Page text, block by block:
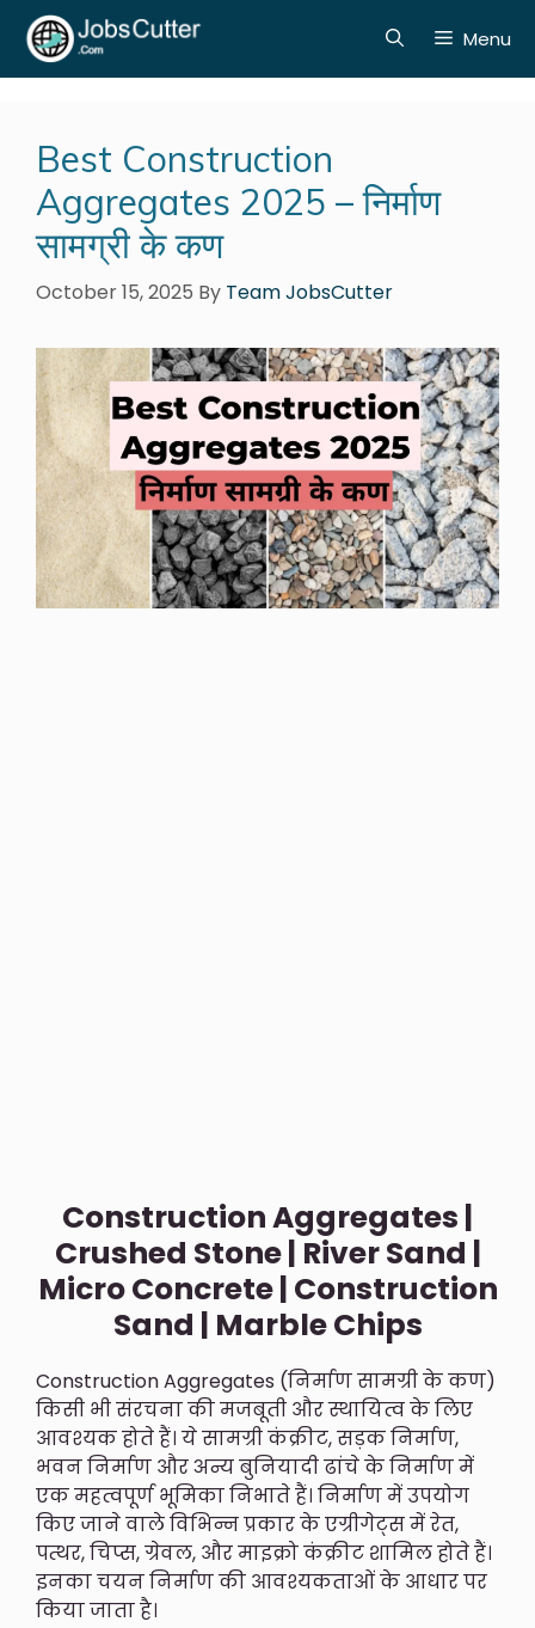
Menu
Best Construction
Aggregates 2025 – निर्माण
सामग्री के कण
October 15, 2025 By Team JobsCutter
Construction Aggregates |
Crushed Stone | River Sand |
Micro Concrete | Construction
Sand | Marble Chips
Construction Aggregates (निर्माण सामग्री के कण)
किसी भी संरचना की मजबूती और स्थायित्व के लिए
आवश्यक होते हैं। ये सामग्री कंक्रीट, सड़क निर्माण,
भवन निर्माण और अन्य बुनियादी ढांचे के निर्माण में
एक महत्वपूर्ण भूमिका निभाते हैं। निर्माण में उपयोग
किए जाने वाले विभिन्न प्रकार के एग्रीगेट्स में रेत,
पत्थर, चिप्स, ग्रेवल, और माइक्रो कंक्रीट शामिल होते हैं।
इनका चयन निर्माण की आवश्यकताओं के आधार पर
किया जाता है।